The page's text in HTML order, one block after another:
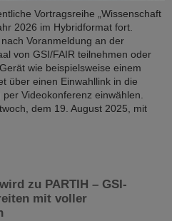
Vortragsreihe „Wissenschaft
2026 im Hybridformat fort.
Voranmeldung an der
von GSI/FAIR teilnehmen oder
wie beispielsweise einem
über einen Einwahllink in die
Videokonferenz einwählen.
dem 19. August 2025, mit
zu PARTIH – GSI-
mit voller